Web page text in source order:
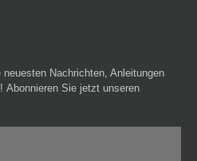
Nachrichten, Anleitungen
Abonnieren Sie jetzt unseren